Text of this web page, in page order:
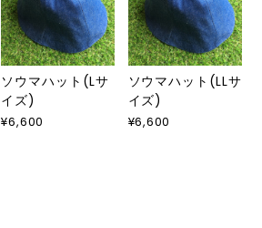
ソウマハット(Lサ
イズ)
¥6,600
ソウマハット(LLサ
イズ)
¥6,600